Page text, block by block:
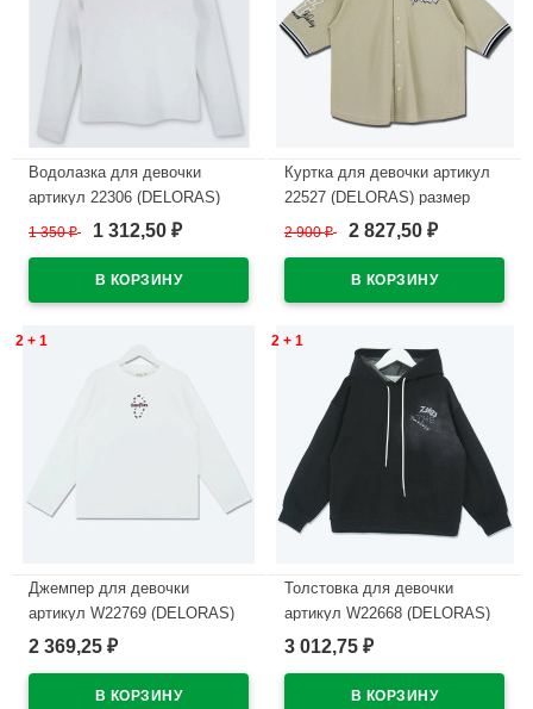
Водолазка для девочки
артикул 22306 (DELORAS)
размер цвет белый
1 350₽ 1 312,50 ₽
Куртка для девочки артикул
22527 (DELORAS) размер
цвет светло-бежевый
2 900₽ 2 827,50 ₽
2 + 1
Джемпер для девочки
артикул W22769 (DELORAS)
размер цвет молочный
2 369,25 ₽
2 + 1
Толстовка для девочки
артикул W22668 (DELORAS)
размер цвет черный
3 012,75 ₽